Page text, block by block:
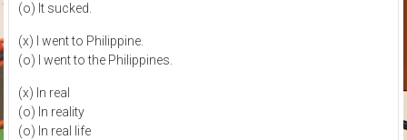
(o) It sucked.
(x) I went to Philippine.
(o) I went to the Philippines.
(x) In real
(o) In reality
(o) In real life